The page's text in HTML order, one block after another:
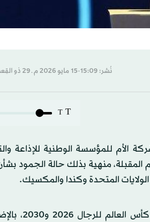
نُشر: 15:09-15 مايو 2026 م ـ 29 ذو القِعدة 1447 هـ
T
T
الأم للمؤسسة الوطنية للإذاعة
المقبلة، منهية بذلك حالة الجمود
المتحدة وكندا والمكسيك.
وقال تلفزيون الصين المركزي إن هذه